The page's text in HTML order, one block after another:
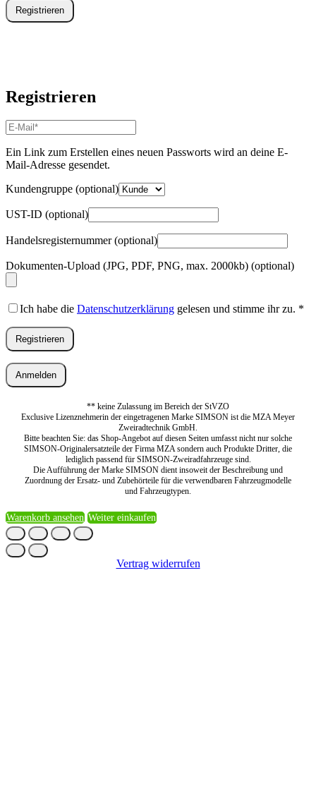
Registrieren
Registrieren
E-
Mail-
Adresse*
Erforderlich
Ein Link zum Erstellen eines neuen Passworts wird an deine E-
Mail-Adresse gesendet.
Kundengruppe (optional)
UST-ID (optional)
Handelsregisternummer(optional)
Dokumenten-Upload (JPG, PDF, PNG, max. 2000kb) (optional)
Ich habe die Datenschutzerklärung gelesen und stimme ihr zu. *
Registrieren
Anmelden
** keine Zulassung im Bereich der StVZO
Exclusive Lizenznehmerin der eingetragenen Marke SIMSON ist die MZA Meyer
Zweiradtechnik GmbH.
Bitte beachten Sie: das Shop-Angebot auf diesen Seiten umfasst nicht nur solche
SIMSON-Originalersatzteile der Firma MZA sondern auch Produkte Dritter, die
lediglich passend für SIMSON-Zweiradfahrzeuge sind.
Die Aufführung der Marke SIMSON dient insoweit der Beschreibung und
Zuordnung der Ersatz- und Zubehörteile für die verwendbaren Fahrzeugmodelle
und Fahrzeugtypen.
Warenkorb ansehen Weiter einkaufen
Vertrag widerrufen